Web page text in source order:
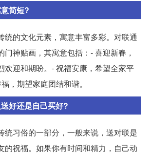
简短?
统的文化元素，寓意丰富多彩。对联通
门神贴画，其寓意包括：- 喜迎新春，
欢迎和期盼。- 祝福安康，希望全家平
，期望家庭团结和谐。
好还是自己买好?
统习俗的一部分，一般来说，送对联是
的祝福。如果你有时间和精力，自己动